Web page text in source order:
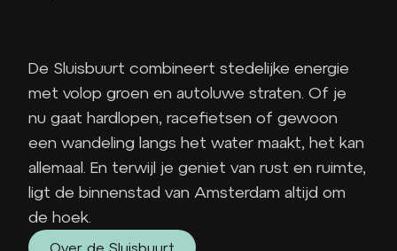
De Sluisbuurt combineert stedelijke energie
met volop groen en autoluwe straten. Of je
nu gaat hardlopen, racefietsen of gewoon
een wandeling langs het water maakt, het kan
allemaal. En terwijl je geniet van rust en ruimte,
ligt de binnenstad van Amsterdam altijd om
de hoek.
Over de Sluisbuurt